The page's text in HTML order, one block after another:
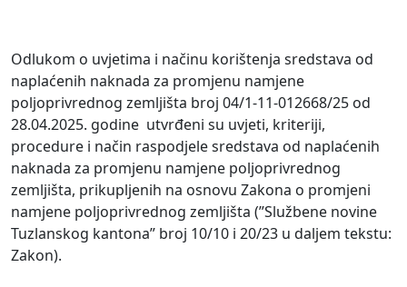
Odlukom o uvjetima i načinu korištenja sredstava od
naplaćenih naknada za promjenu namjene
poljoprivrednog zemljišta broj 04/1-11-012668/25 od
28.04.2025. godine utvrđeni su uvjeti, kriteriji,
procedure i način raspodjele sredstava od naplaćenih
naknada za promjenu namjene poljoprivrednog
zemljišta, prikupljenih na osnovu Zakona o promjeni
namjene poljoprivrednog zemljišta (ʺSlužbene novine
Tuzlanskog kantonaʺ broj 10/10 i 20/23 u daljem tekstu:
Zakon).